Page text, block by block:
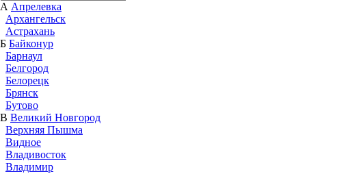
А Апрелевка
Архангельск
Астрахань
Б Байконур
Барнаул
Белгород
Белорецк
Брянск
Бутово
В Великий Новгород
Верхняя Пышма
Видное
Владивосток
Владимир